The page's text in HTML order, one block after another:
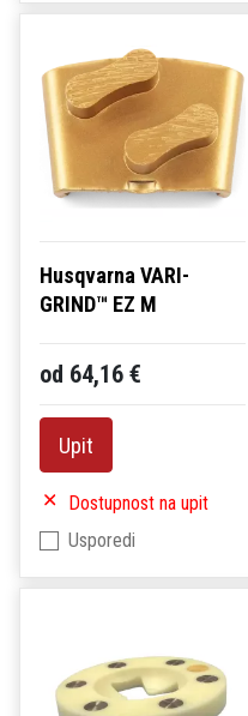
Husqvarna VARI-
GRIND™ EZ M
od 64,16 €
Upit
Dostupnost na upit
Usporedi